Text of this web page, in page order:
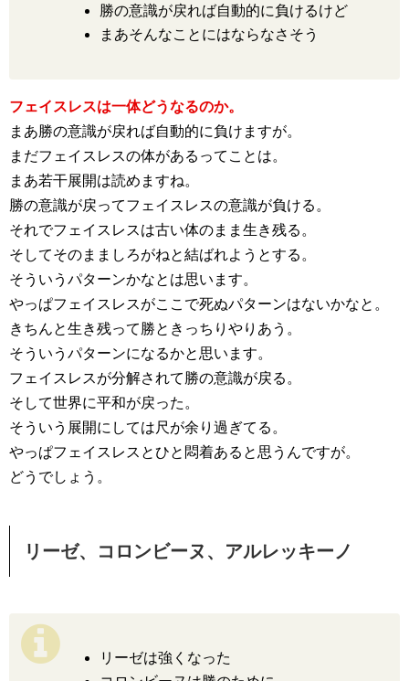
勝の意識が戻れば自動的に負けるけど
まあそんなことにはならなさそう
フェイスレスは一体どうなるのか。
まあ勝の意識が戻れば自動的に負けますが。
まだフェイスレスの体があるってことは。
まあ若干展開は読めますね。
勝の意識が戻ってフェイスレスの意識が負ける。
それでフェイスレスは古い体のまま生き残る。
そしてそのまましろがねと結ばれようとする。
そういうパターンかなとは思います。
やっぱフェイスレスがここで死ぬパターンはないかなと。
きちんと生き残って勝ときっちりやりあう。
そういうパターンになるかと思います。
フェイスレスが分解されて勝の意識が戻る。
そして世界に平和が戻った。
そういう展開にしては尺が余り過ぎてる。
やっぱフェイスレスとひと悶着あると思うんですが。
どうでしょう。
リーゼ、コロンビーヌ、アルレッキーノ
リーゼは強くなった